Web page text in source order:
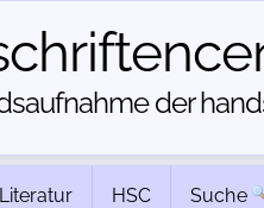
der
Literatur HSC Suche